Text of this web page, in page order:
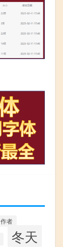
作者
冬天